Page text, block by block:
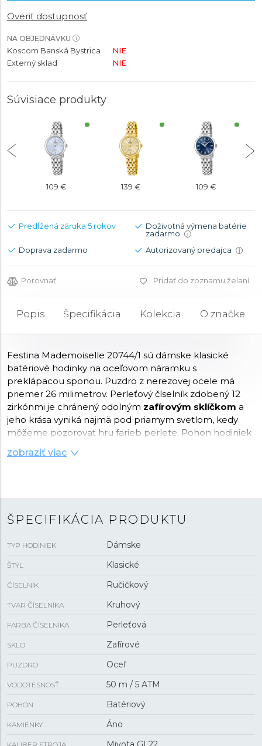
Overiť dostupnosť
NA OBJEDNÁVKU
Koscom Banská Bystrica
NIE
Externý sklad
NIE
Súvisiace produkty
109 € 139 € 109 €
Predĺžená záruka 5 rokov
Doživotná výmena batérie
zadarmo
i
Doprava zadarmo Autorizovaný predajca i
Porovnať Pridať do zoznamu želaní
Popis Špecifikácia Kolekcia O značke
Festina Mademoiselle 20744/1 sú dámske klasické
batériové hodinky na oceľovom náramku s
preklápacou sponou. Puzdro z nerezovej ocele má
priemer 26 milimetrov. Perleťový číselník zdobený 12
zirkónmi je chránený odolným zafírovým sklíčkom a
jeho krása vyniká najmä pod priamym svetlom, kedy
môžeme pozorovať hru farieb perlete. Pohon hodiniek
quartzový strojček Miyota Gl22
vodotesnosťou
zobraziť viac
ŠPECIFIKÁCIA PRODUKTU
TYP HODINIEK Dámske
ŠTÝL Klasické
ČÍSELNÍK Ručičkový
TVAR ČÍSELNÍKA Kruhový
FARBA ČÍSELNÍKA Perleťová
SKLO Zafírové
PUZDRO Oceľ
VODOTESNOSŤ 50 m / 5 ATM
POHON Batériový
KAMIENKY Áno